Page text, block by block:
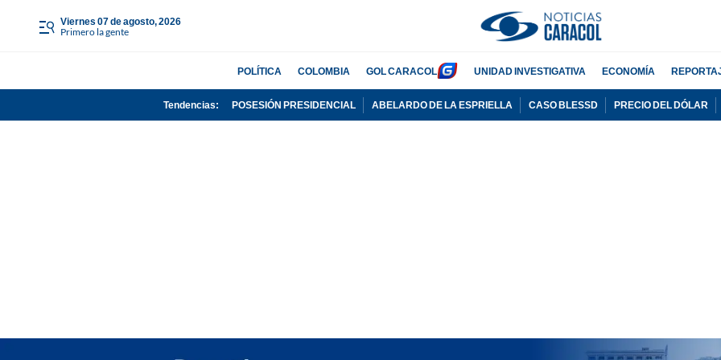
viernes 07 de agosto, 2026
Primero la gente
POLÍTICA COLOMBIA GOL CARACOL UNIDAD INVESTIGATIVA ECONOMÍA
Tendencias: POSESIÓN PRESIDENCIAL ABELARDO DE LA ESPRIELLA CASO BLESSD PRECIO DEL DÓLAR